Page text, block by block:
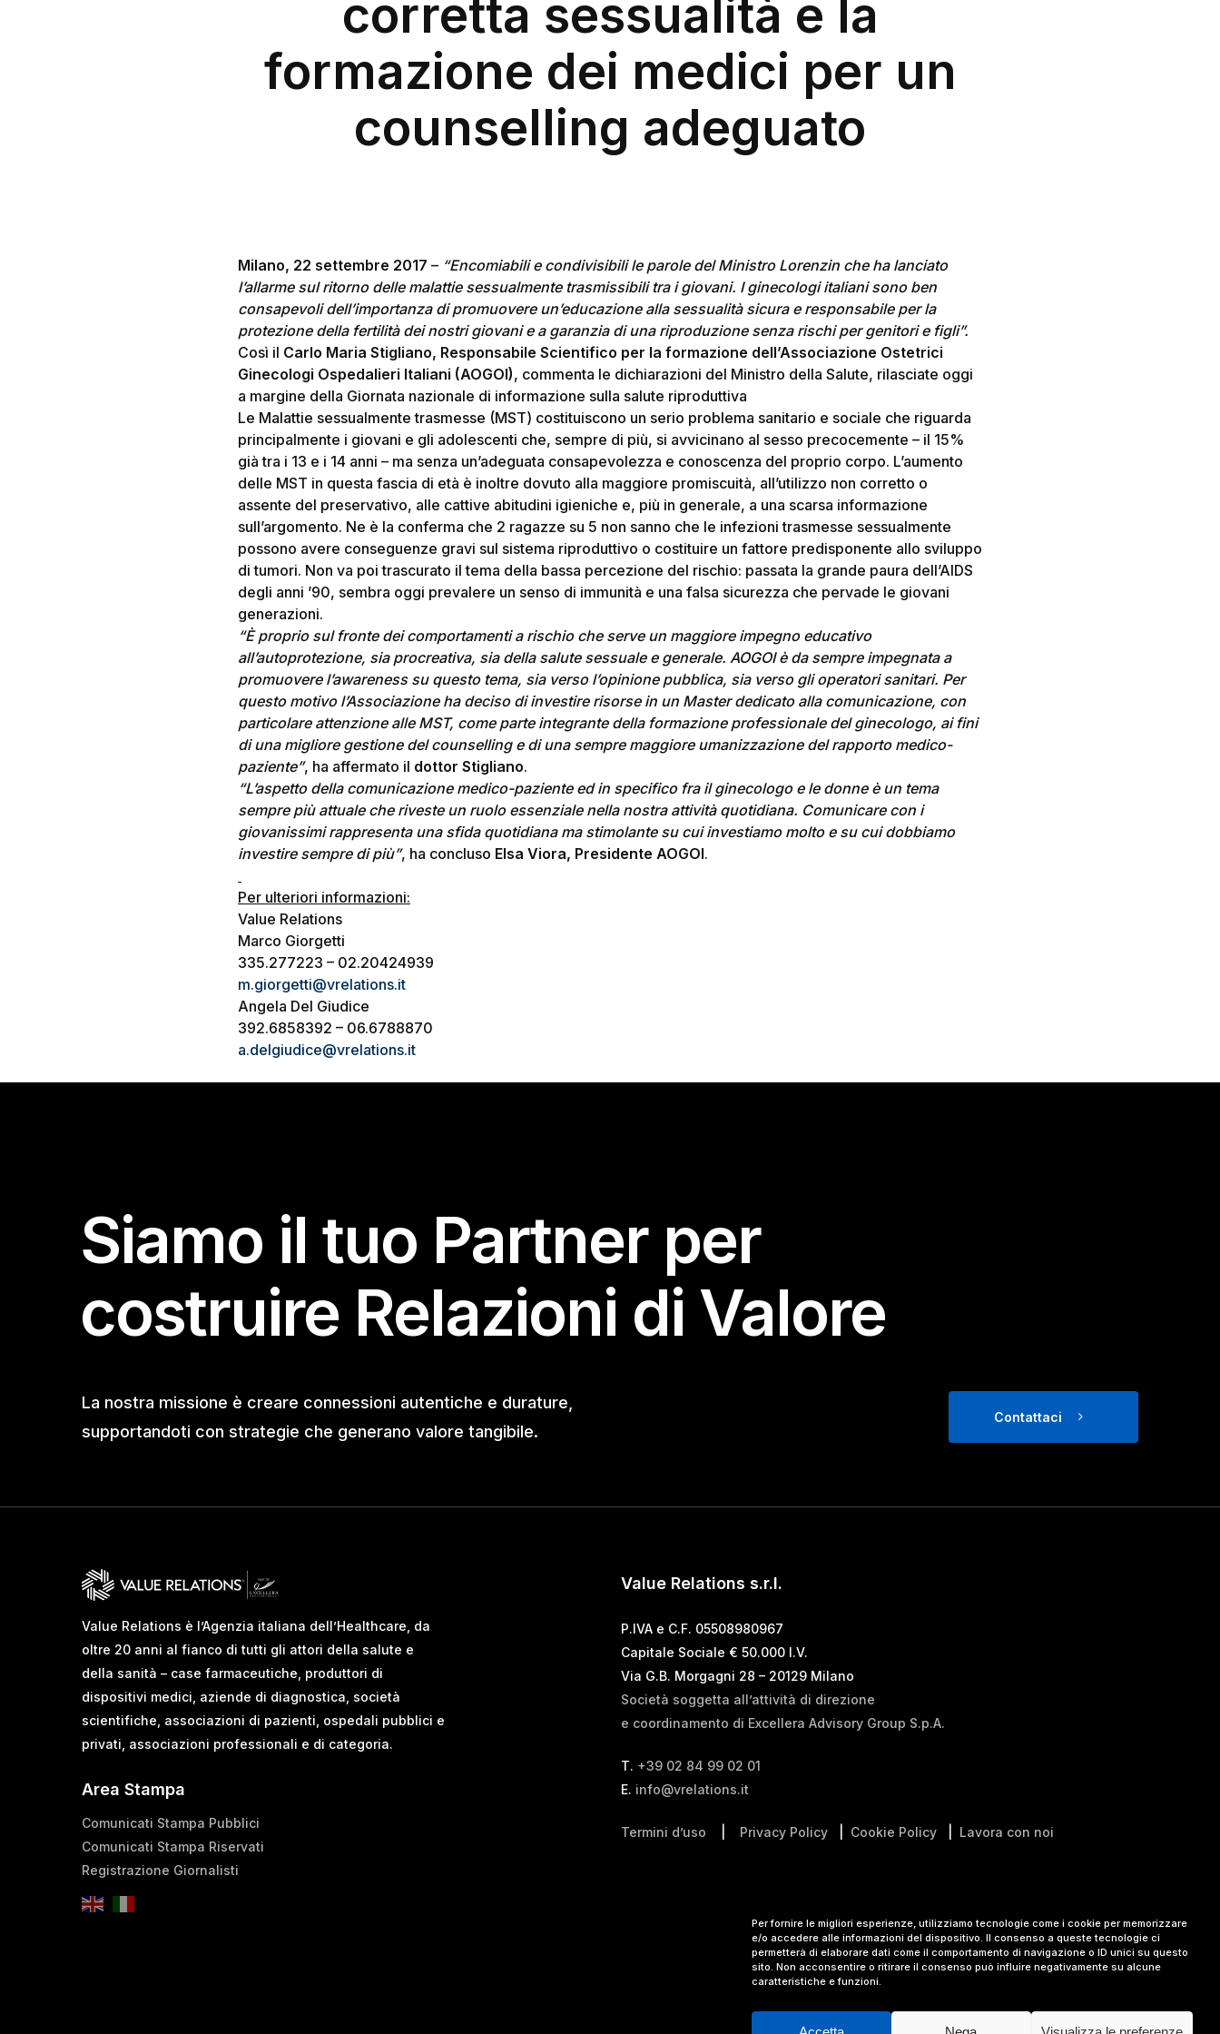
Per fornire le migliori esperienze, utilizziamo tecnologie come i cookie per memorizzare
e/o accedere alle informazioni del dispositivo. Il consenso a queste tecnologie ci
permetterà di elaborare dati come il comportamento di navigazione o ID unici su questo
sito. Non acconsentire o ritirare il consenso può influire negativamente su alcune
caratteristiche e funzioni.
Hit enter to search or ESC to close
corretta sessualità e la
formazione dei medici per un
counselling adeguato
Milano, 22 settembre 2017 – “Encomiabili e condivisibili le parole del Ministro Lorenzin che ha lanciato
l’allarme sul ritorno delle malattie sessualmente trasmissibili tra i giovani. I ginecologi italiani sono ben
consapevoli dell’importanza di promuovere un’educazione alla sessualità sicura e responsabile per la
protezione della fertilità dei nostri giovani e a garanzia di una riproduzione senza rischi per genitori e figli”.
Così il Carlo Maria Stigliano, Responsabile Scientifico per la formazione dell’Associazione Ostetrici
Ginecologi Ospedalieri Italiani (AOGOI), commenta le dichiarazioni del Ministro della Salute, rilasciate oggi
a margine della Giornata nazionale di informazione sulla salute riproduttiva
Le Malattie sessualmente trasmesse (MST) costituiscono un serio problema sanitario e sociale che riguarda
principalmente i giovani e gli adolescenti che, sempre di più, si avvicinano al sesso precocemente – il 15%
già tra i 13 e i 14 anni – ma senza un’adeguata consapevolezza e conoscenza del proprio corpo. L’aumento
delle MST in questa fascia di età è inoltre dovuto alla maggiore promiscuità, all’utilizzo non corretto o
assente del preservativo, alle cattive abitudini igieniche e, più in generale, a una scarsa informazione
sull’argomento. Ne è la conferma che 2 ragazze su 5 non sanno che le infezioni trasmesse sessualmente
possono avere conseguenze gravi sul sistema riproduttivo o costituire un fattore predisponente allo sviluppo
di tumori. Non va poi trascurato il tema della bassa percezione del rischio: passata la grande paura dell’AIDS
degli anni ’90, sembra oggi prevalere un senso di immunità e una falsa sicurezza che pervade le giovani
generazioni.
“È proprio sul fronte dei comportamenti a rischio che serve un maggiore impegno educativo
all’autoprotezione, sia procreativa, sia della salute sessuale e generale. AOGOI è da sempre impegnata a
promuovere l’awareness su questo tema, sia verso l’opinione pubblica, sia verso gli operatori sanitari. Per
questo motivo l’Associazione ha deciso di investire risorse in un Master dedicato alla comunicazione, con
particolare attenzione alle MST, come parte integrante della formazione professionale del ginecologo, ai fini
di una migliore gestione del counselling e di una sempre maggiore umanizzazione del rapporto medico-
paziente”, ha affermato il dottor Stigliano.
“L’aspetto della comunicazione medico-paziente ed in specifico fra il ginecologo e le donne è un tema
sempre più attuale che riveste un ruolo essenziale nella nostra attività quotidiana. Comunicare con i
giovanissimi rappresenta una sfida quotidiana ma stimolante su cui investiamo molto e su cui dobbiamo
investire sempre di più”, ha concluso Elsa Viora, Presidente AOGOI.
Per ulteriori informazioni:
Value Relations
Marco Giorgetti
335.277223 – 02.20424939
m.giorgetti@vrelations.it
Angela Del Giudice
392.6858392 – 06.6788870
a.delgiudice@vrelations.it
Siamo il tuo Partner per
costruire Relazioni di Valore
La nostra missione è creare connessioni autentiche e durature,
supportandoti con strategie che generano valore tangibile.
Contattaci
Value Relations è l’Agenzia italiana dell’Healthcare, da
oltre 20 anni al fianco di tutti gli attori della salute e
della sanità – case farmaceutiche, produttori di
dispositivi medici, aziende di diagnostica, società
scientifiche, associazioni di pazienti, ospedali pubblici e
privati, associazioni professionali e di categoria.
Area Stampa
Comunicati Stampa Pubblici
Comunicati Stampa Riservati
Registrazione Giornalisti
Value Relations s.r.l.
P.IVA e C.F. 05508980967
Capitale Sociale € 50.000 I.V.
Via G.B. Morgagni 28 – 20129 Milano
Società soggetta all’attività di direzione
e coordinamento di Excellera Advisory Group S.p.A.
T. +39 02 84 99 02 01
E. info@vrelations.it
Termini d’uso Privacy Policy| Cookie Policy| Lavora con noi